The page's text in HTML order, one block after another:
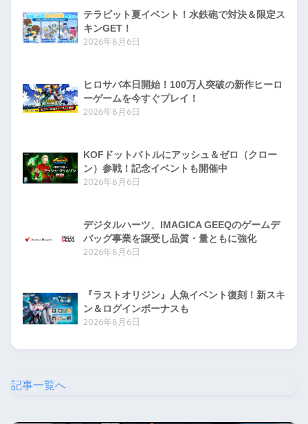
テラビット夏イベント！水鉄砲で対決＆限定ス
キンGET！
2026年8月6日
ヒロサバ本日開始！100万人突破の新作ヒーロ
ーゲームを今すぐプレイ！
2026年8月6日
KOFドットバトルにアッシュ＆ゼロ（クロー
ン）参戦！記念イベントも開催中
2026年8月6日
デジタルハーツ、IMAGICA GEEQのゲームデ
バッグ事業を譲受し品質・量ともに強化
2026年8月6日
『ラストオリジン』人魚イベント復刻！新スキ
ン＆ログインボーナスも
2026年8月6日
記事一覧へ